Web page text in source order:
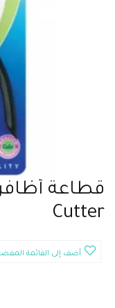
Cutter
أضف إلى القائمة